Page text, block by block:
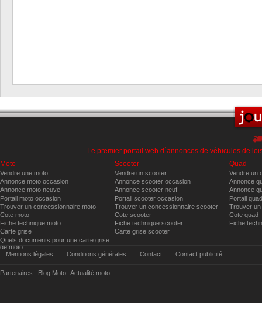
Le premier portail web d´annonces de véhicules de
Moto
Vendre une moto
Annonce moto occasion
Annonce moto neuve
Portail moto occasion
Trouver un concessionnaire moto
Cote moto
Fiche technique moto
Carte grise
Quels documents pour une carte grise
de moto
Scooter
Vendre un scooter
Annonce scooter occasion
Annonce scooter neuf
Portail scooter occasion
Trouver un concessionnaire scooter
Cote scooter
Fiche technique scooter
Carte grise scooter
Quad
Vendre un
Annonce
Annonce
Portail
Trouver
Cote quad
Fiche
Mentions légales Conditions générales Contact Contact publicité
Partenaires : Blog Moto Actualité moto